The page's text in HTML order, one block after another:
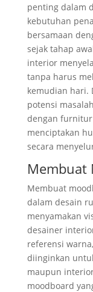
penting dalam
kebutuhan
bersamaan
sejak tahap
interior
tanpa harus
kemudian hari.
potensi
dengan
menciptakan
secara
Membuat
Membuat
dalam desain
menyamakan
desainer
referensi
diinginkan
maupun
moodboard